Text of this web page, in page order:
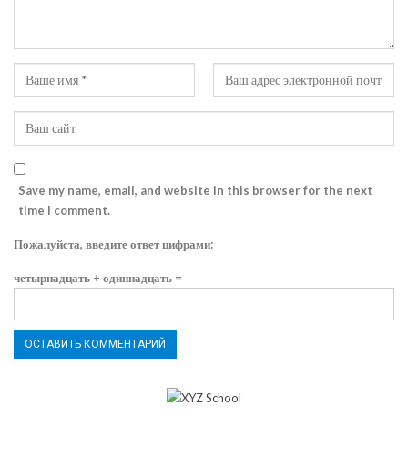
Save my name, email, and website in this browser for the next
time I comment.
Пожалуйста, введите ответ цифрами:
четырнадцать + одиннадцать =